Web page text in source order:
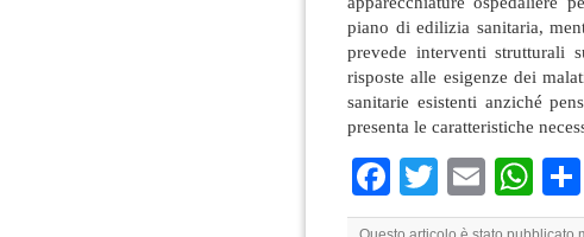
piano di edilizia sanitaria,
prevede interventi strutturali
risposte alle esigenze dei
sanitarie esistenti anziché
presenta le caratteristiche
Facebook
TwitterEmail